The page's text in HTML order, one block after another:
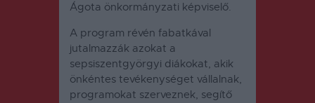
Ágota önkormányzati képviselő.
A program révén fabatkával
jutalmazzák azokat a
sepsiszentgyörgyi diákokat, akik
önkéntes tevékenységet vállalnak,
programokat szerveznek, segítő